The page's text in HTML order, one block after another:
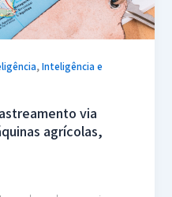
,Inteligência e
via
agrícolas,